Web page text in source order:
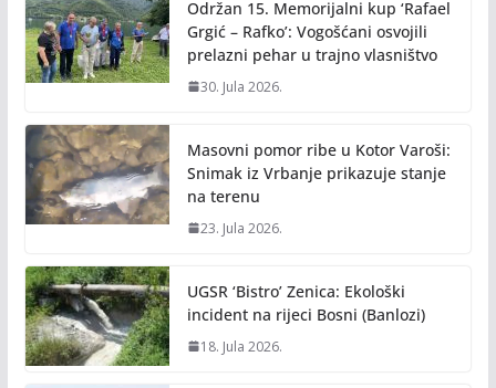
Održan 15. Memorijalni kup ‘Rafael
Grgić – Rafko’: Vogošćani osvojili
prelazni pehar u trajno vlasništvo
30. Jula 2026.
Masovni pomor ribe u Kotor Varoši:
Snimak iz Vrbanje prikazuje stanje
na terenu
23. Jula 2026.
UGSR ‘Bistro’ Zenica: Ekološki
incident na rijeci Bosni (Banlozi)
18. Jula 2026.